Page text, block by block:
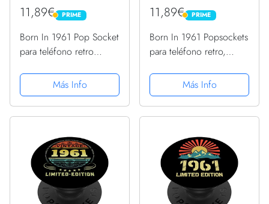
11,89€ PRIME
PRIME
Born In 1961 Pop Socket
para teléfono retro
1961 PopSockets
PopGrip Intercambiable
Más Info
11,89€ PRIME
PRIME
Born In 1961 Popsockets
para teléfono retro,
1961 PopSockets
PopGrip Intercambiable
Más Info